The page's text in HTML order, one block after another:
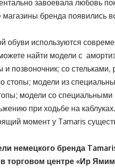
завоевала любовь
бренда появились
обуви используются
найти модели с
и позвоночник; со
стопы; модели из
модели со специальными
при ходьбе на
момент у Tamaris
немецкого бренда
в торговом центре «Ир